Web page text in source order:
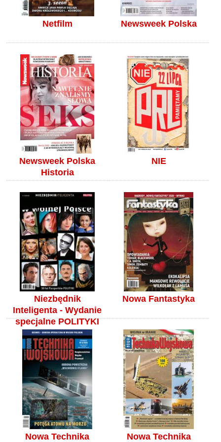
Netfilm Newsweek Polska
Newsweek Polska
Historia
NIE
Niezbędnik
Inteligenta - Wydanie
specjalne POLITYKI
Nowa Fantastyka
Nowa Technika
Nowa Technika